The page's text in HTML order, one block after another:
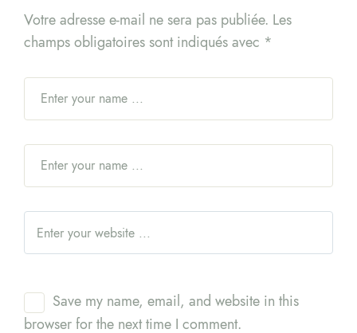
Votre adresse e-mail ne sera pas publiée. Les
champs obligatoires sont indiqués avec *
Save my name, email, and website in this
browser for the next time I comment.